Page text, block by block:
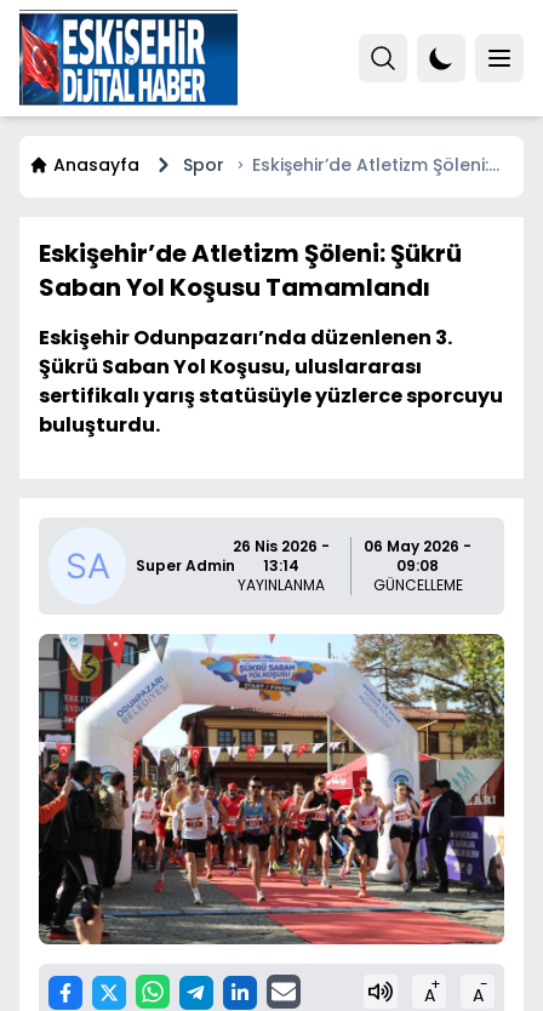
Anasayfa Spor
Eskişehir’de Atletizm Şöleni:
Eskişehir’de Atletizm Şöleni: Şükrü
Saban Yol Koşusu Tamamlandı
Eskişehir Odunpazarı’nda düzenlenen 3.
Şükrü Saban Yol Koşusu, uluslararası
sertifikalı yarış statüsüyle yüzlerce sporcuyu
buluşturdu.
Super Admin
26 Nis 2026 -
13:14
YAYINLANMA
06 May 2026 -
09:08
GÜNCELLEME
A+ A-